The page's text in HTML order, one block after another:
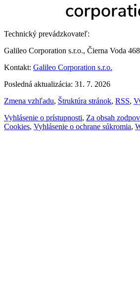
Technický prevádzkovateľ:
Galileo Corporation s.r.o., Čierna Voda
Kontakt: Galileo Corporation s.r.o.
Posledná aktualizácia: 31. 7. 2026
Zmena vzhľadu, Štruktúra stránok, RSS,
Vyhlásenie o prístupnosti, Za obsah
Cookies, Vyhlásenie o ochrane súkromia,